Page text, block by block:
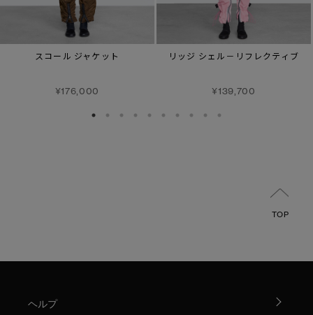
スコール ジャケット
¥176,000
リッジ シェル－リフレクティブ
¥139,700
TOP
ヘルプ